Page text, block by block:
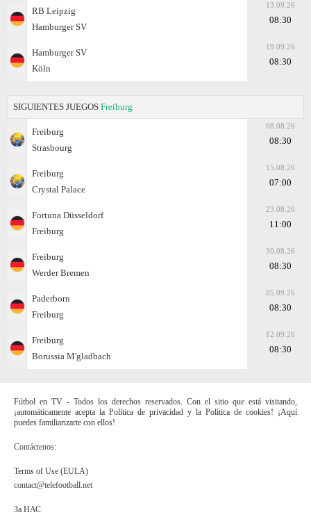
RB Leipzig
Hamburger SV
13.09.26
08:30
Hamburger SV
Köln
19.09.26
08:30
SIGUIENTES JUEGOS Freiburg
Freiburg
Strasbourg
08.08.26
08:30
Freiburg
Crystal Palace
15.08.26
07:00
Fortuna Düsseldorf
Freiburg
23.08.26
11:00
Freiburg
Werder Bremen
30.08.26
08:30
Paderborn
Freiburg
05.09.26
08:30
Freiburg
Borussia M'gladbach
12.09.26
08:30
Fútbol en TV - Todos los derechos reservados. Con el sitio que está visitando,
¡automáticamente acepta la Política de privacidad y la Política de cookies! ¡Aquí
puedes familiarizarte con ellos!
Contáctenos:
Terms of Use (EULA)
contact@telefootball.net
За НАС